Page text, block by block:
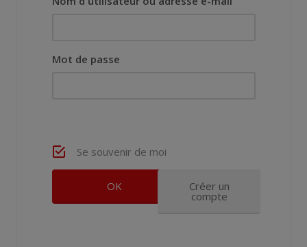
Mot de passe
Se souvenir de moi
Créer un
compte